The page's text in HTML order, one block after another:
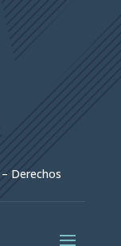
Derechos